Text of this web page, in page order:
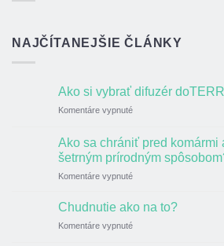
NAJČÍTANEJŠIE ČLÁNKY
Ako si vybrať difuzér
Komentáre vypnuténa
si
vybrať
difuzér
doTERRA
Ako sa chrániť pred komármi
šetrným prírodným
Komentáre vypnuténa
pred
Chudnutie ako na to?
Komentáre vypnuténa